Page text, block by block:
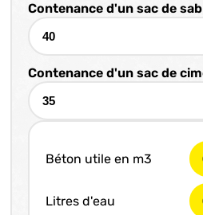
Contenance d'un sac de
Contenance d'un sac de
Béton utile en m3
Litres d'eau